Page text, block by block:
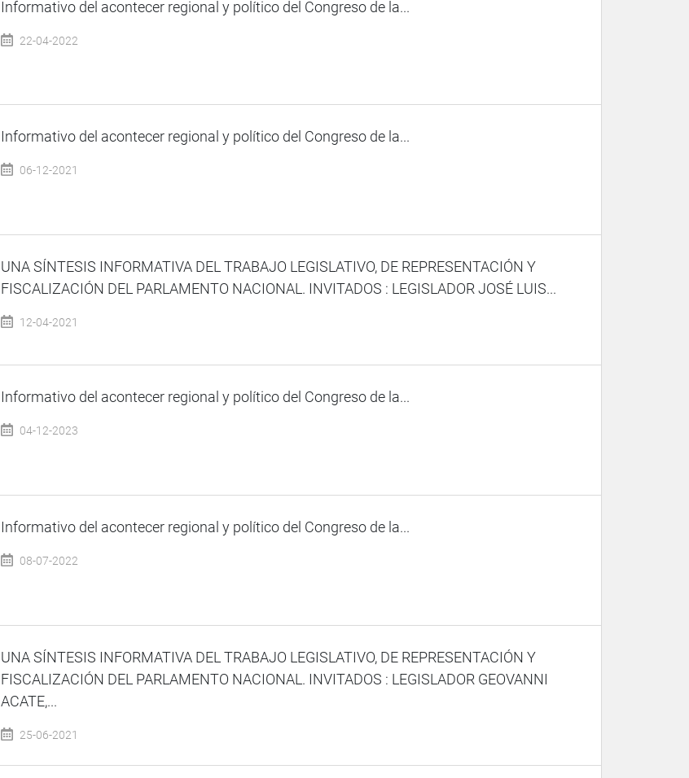
Informativo del acontecer regional y político del Congreso de la...
22-04-2022
Informativo del acontecer regional y político del Congreso de la...
06-12-2021
UNA SÍNTESIS INFORMATIVA DEL TRABAJO LEGISLATIVO, DE REPRESENTACIÓN Y
FISCALIZACIÓN DEL PARLAMENTO NACIONAL. INVITADOS : LEGISLADOR JOSÉ LUIS...
12-04-2021
Informativo del acontecer regional y político del Congreso de la...
04-12-2023
Informativo del acontecer regional y político del Congreso de la...
08-07-2022
UNA SÍNTESIS INFORMATIVA DEL TRABAJO LEGISLATIVO, DE REPRESENTACIÓN Y
FISCALIZACIÓN DEL PARLAMENTO NACIONAL. INVITADOS : LEGISLADOR GEOVANNI
ACATE,...
25-06-2021